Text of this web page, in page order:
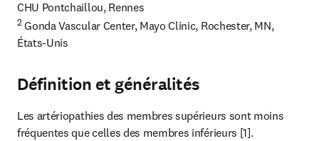
2 Gonda Vascular Center, Mayo Clinic, Rochester, MN,
États-Unis
Définition et généralités
Les artériopathies des membres supérieurs sont moins
fréquentes que celles des membres inférieurs [1].